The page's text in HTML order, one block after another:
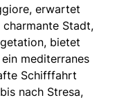
erwartet
charmante Stadt,
bietet
mediterranes
Schifffahrt
nach Stresa,